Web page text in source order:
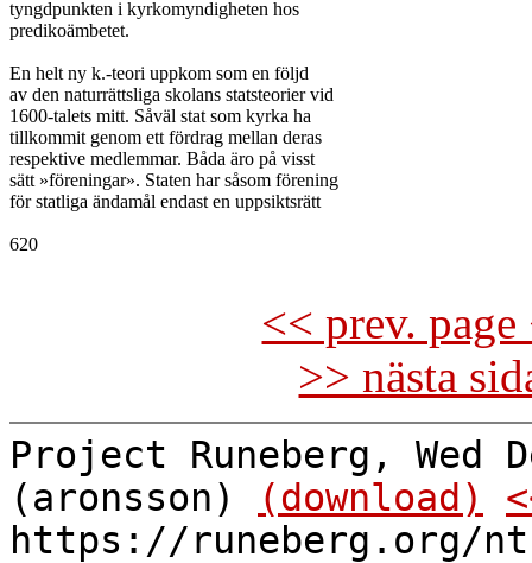
tyngdpunkten i kyrkomyndigheten hos
predikoämbetet.
En helt ny k.-teori uppkom som en följd
av den naturrättsliga skolans statsteorier vid
1600-talets mitt. Såväl stat som kyrka ha
tillkommit genom ett fördrag mellan deras
respektive medlemmar. Båda äro på visst
sätt »föreningar». Staten har såsom förening
för statliga ändamål endast en uppsiktsrätt
620
<< prev.
>> nästa
Project Runeberg, Wed
(aronsson)
(download)
https://runeberg.org/